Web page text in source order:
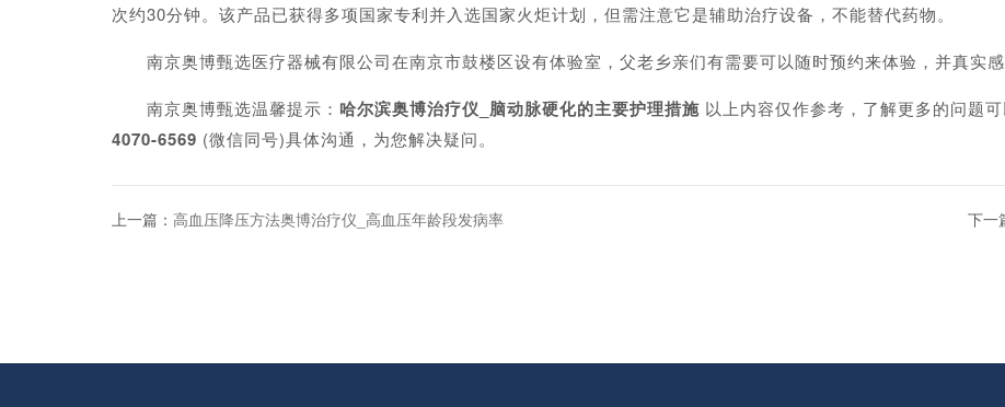
次约30分钟。该产品已获得多项国家专利并入选国家火炬计划，但需注意它是辅助治疗设备，不能替代药物。
南京奥博甄选医疗器械有限公司在南京市鼓楼区设有体验室，父老乡亲们有需要可以随时预约来体验，并真实感
南京奥博甄选温馨提示： 哈尔滨奥博治疗仪_脑动脉硬化的主要护理措施 以上内容仅作参考，了解更多的问题
4070-6569 (微信同号)具体沟通，为您解决疑问。
上一篇： 高血压降压方法奥博治疗仪_高血压年龄段发病率 下一